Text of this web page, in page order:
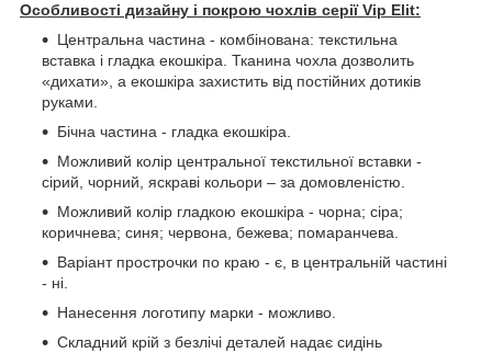
Особливості дизайну і покрою чохлів серії Vip Elit:
Центральна частина - комбінована: текстильна
вставка і гладка екошкіра. Тканина чохла дозволить
«дихати», а екошкіра захистить від постійних дотиків
руками.
Бічна частина - гладка екошкіра.
Можливий колір центральної текстильної вставки -
сірий, чорний, яскраві кольори – за домовленістю.
Можливий колір гладкою екошкіра - чорна; сіра;
коричнева; синя; червона, бежева; помаранчева.
Варіант прострочки по краю - є, в центральній частині
- ні.
Нанесення логотипу марки - можливо.
Складний крій з безлічі деталей надає сидінь